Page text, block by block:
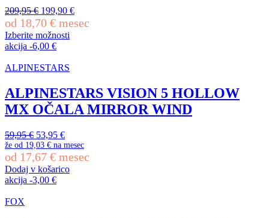
na
strani
izdelka
209,95€ Izvirna
cena
je
bila:
209,95 €.
199,90 €Trenutna
cena
od 18,70 € mesec
Izberite možnosti
Ta
ima
različic.
Možnosti
lahko
na
strani
izdelka
akcija -6,00 €
ALPINESTARS
ALPINESTARS VISION 5 HOLLOW
MX OČALA MIRROR WIND
59,95€ Izvirna
cena
je
bila:
59,95 €.
53,95 €Trenutna
cena
je:
53,95 €.
že od 19,03 € na mesec
od 17,67 € mesec
Dodaj v košarico
akcija -3,00 €
FOX